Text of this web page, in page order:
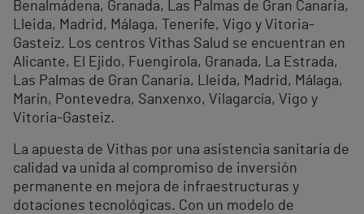
Benalmádena, Granada, Las Palmas de Gran Canaria,
Lleida, Madrid, Málaga, Tenerife, Vigo y Vitoria-
Gasteiz. Los centros Vithas Salud se encuentran en
Alicante, El Ejido, Fuengirola, Granada, La Estrada,
Las Palmas de Gran Canaria, Lleida, Madrid, Málaga,
Marín, Pontevedra, Sanxenxo, Vilagarcía, Vigo y
Vitoria-Gasteiz.
La apuesta de Vithas por una asistencia sanitaria de
calidad va unida al compromiso de inversión
permanente en mejora de infraestructuras y
dotaciones tecnológicas. Con un modelo de